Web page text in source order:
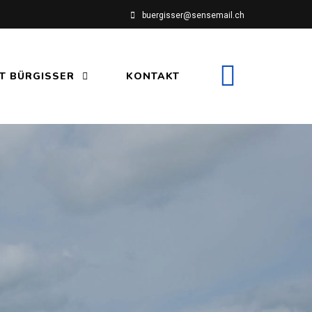
buergisser@sensemail.ch
BÜRGISSER KONTAKT